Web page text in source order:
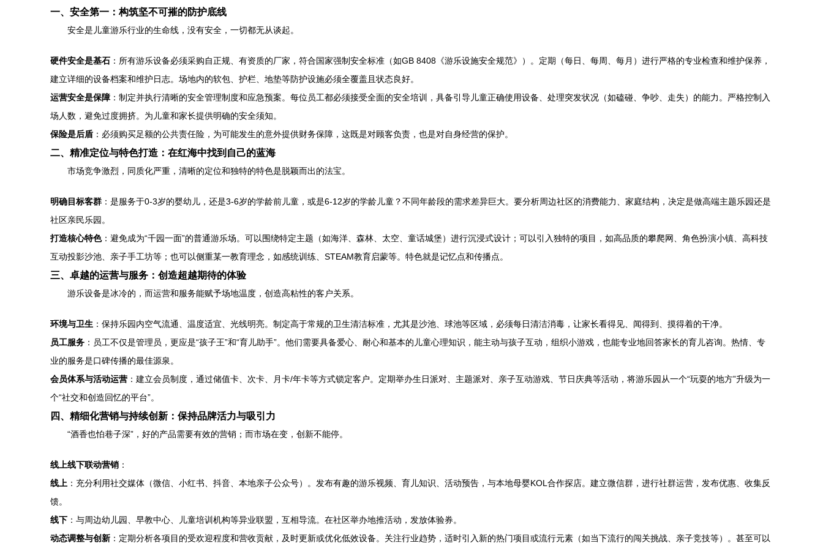
一、安全第一：构筑坚不可摧的防护底线
安全是儿童游乐行业的生命线，没有安全，一切都无从谈起。
硬件安全是基石 ：所有游乐设备必须采购自正规、有资质的厂家，符合国家强制安全标准（如GB 8408《游乐设施安全规范》）。定期（每日、每周、每月）进行严格的专业检查和维护保养，
建立详细的设备档案和维护日志。场地内的软包、护栏、地垫等防护设施必须全覆盖且状态良好。
运营安全是保障 ：制定并执行清晰的安全管理制度和应急预案。每位员工都必须接受全面的安全培训，具备引导儿童正确使用设备、处理突发状况（如磕碰、争吵、走失）的能力。严格控制入
场人数，避免过度拥挤。为儿童和家长提供明确的安全须知。
保险是后盾 ：必须购买足额的公共责任险，为可能发生的意外提供财务保障，这既是对顾客负责，也是对自身经营的保护。
二、精准定位与特色打造：在红海中找到自己的蓝海
市场竞争激烈，同质化严重，清晰的定位和独特的特色是脱颖而出的法宝。
明确目标客群 ：是服务于0-3岁的婴幼儿，还是3-6岁的学龄前儿童，或是6-12岁的学龄儿童？不同年龄段的需求差异巨大。要分析周边社区的消费能力、家庭结构，决定是做高端主题乐园还是
社区亲民乐园。
打造核心特色：避免成为“千园一面”的普通游乐场。可以围绕特定主题（如海洋、森林、太空、童话城堡）进行沉浸式设计；可以引入独特的项目，如高品质的攀爬网、角色扮演小镇、高科技
互动投影沙池、亲子手工坊等；也可以侧重某一教育理念，如感统训练、STEAM教育启蒙等。特色就是记忆点和传播点。
三、卓越的运营与服务：创造超越期待的体验
游乐设备是冰冷的，而运营和服务能赋予场地温度，创造高粘性的客户关系。
环境与卫生 ：保持乐园内空气流通、温度适宜、光线明亮。制定高于常规的卫生清洁标准，尤其是沙池、球池等区域，必须每日清洁消毒，让家长看得见、闻得到、摸得着的干净。
员工服务 ：员工不仅是管理员，更应是“孩子王”和“育儿助手”。他们需要具备爱心、耐心和基本的儿童心理知识，能主动与孩子互动，组织小游戏，也能专业地回答家长的育儿咨询。热情、专
业的服务是口碑传播的最佳源泉。
会员体系与活动运营 ：建立会员制度，通过储值卡、次卡、月卡/年卡等方式锁定客户。定期举办生日派对、主题派对、亲子互动游戏、节日庆典等活动，将游乐园从一个“玩耍的地方”升级为一
个“社交和创造回忆的平台”。
四、精细化营销与持续创新：保持品牌活力与吸引力
“酒香也怕巷子深”，好的产品需要有效的营销；而市场在变，创新不能停。
线上线下联动营销 ：
线上 ：充分利用社交媒体（微信、小红书、抖音、本地亲子公众号）。发布有趣的游乐视频、育儿知识、活动预告，与本地母婴KOL合作探店。建立微信群，进行社群运营，发布优惠、收集反
馈。
线下 ：与周边幼儿园、早教中心、儿童培训机构等异业联盟，互相导流。在社区举办地推活动，发放体验券。
动态调整与创新 ：定期分析各项目的受欢迎程度和营收贡献，及时更新或优化低效设备。关注行业趋势，适时引入新的热门项目或流行元素（如当下流行的闯关挑战、亲子竞技等）。甚至可以